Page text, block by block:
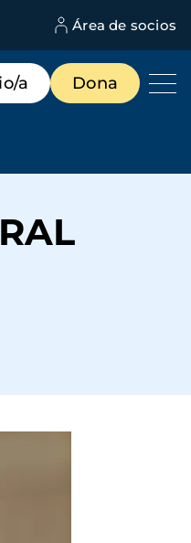
Área de socios
a Dona